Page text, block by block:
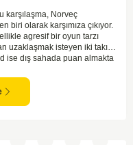
karşılaşma, Norveç
olarak karşımıza çıkıyor.
agresif bir oyun tarzı
uzaklaşmak isteyen iki takım
ise dış sahada puan almakta
yüksek olacağını ve
düşünüyorum.